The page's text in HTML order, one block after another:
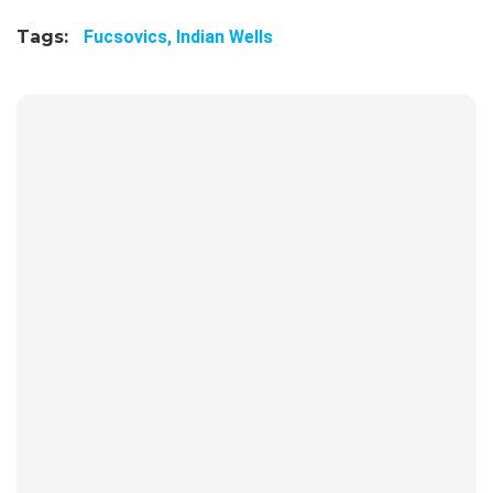
Tags: Fucsovics, Indian Wells